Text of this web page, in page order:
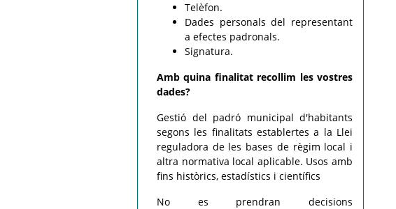
Telèfon.
Dades personals del representant
a efectes padronals.
Signatura.
Amb quina finalitat recollim les vostres
dades?
Gestió del padró municipal d'habitants
segons les finalitats establertes a la Llei
reguladora de les bases de règim local i
altra normativa local aplicable. Usos amb
fins històrics, estadístics i científics
No es prendran decisions